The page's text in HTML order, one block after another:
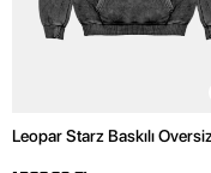
Leopar Starz Baskılı